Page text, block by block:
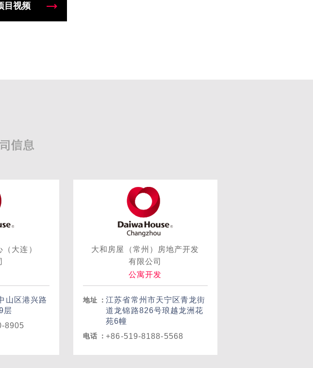
目视频
大连）
山区港兴路
层
8905
大和房屋（常州）房地产开发
有限公司
公寓开发
地址 ：江苏省常州市天宁区青龙街
道龙锦路826号琅越龙洲花
苑6幢
电话 ：+86-519-8188-5568